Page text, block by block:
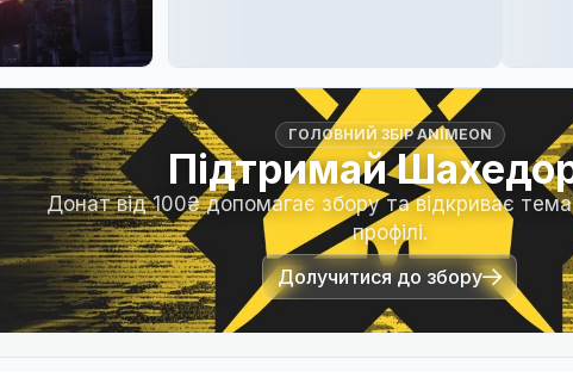
ГОЛОВНИЙ ЗБІР ANIMEON
Підтримай
Донат від 100₴ допомагає збору та відкриває
профілі.
Долучитися до збору